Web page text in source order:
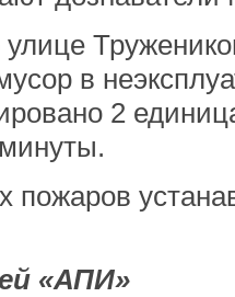
улице
в
2
пожаров
«АПИ»